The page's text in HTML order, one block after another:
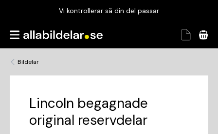
Vi kontrollerar så din del passar
Garanterad passform
Vi kontrollerar så din del passar
Bildelar
Lincoln begagnade
original reservdelar